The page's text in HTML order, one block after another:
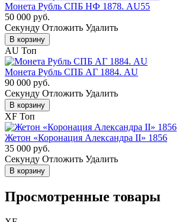
Монета Рубль СПБ НФ 1878. AU55
50 000 руб.
Cекунду Отложить Удалить
В корзину
AU Топ
Монета Рубль СПБ АГ 1884. AU
90 000 руб.
Cекунду Отложить Удалить
В корзину
XF Топ
Жетон «Коронация Александра II» 1856
35 000 руб.
Cекунду Отложить Удалить
В корзину
Просмотренные товары